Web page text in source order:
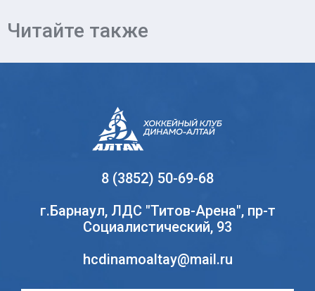
Читайте также
8 (3852) 50-69-68
г.Барнаул, ЛДС "Титов-Арена", пр-т
Социалистический, 93
hcdinamoaltay@mail.ru